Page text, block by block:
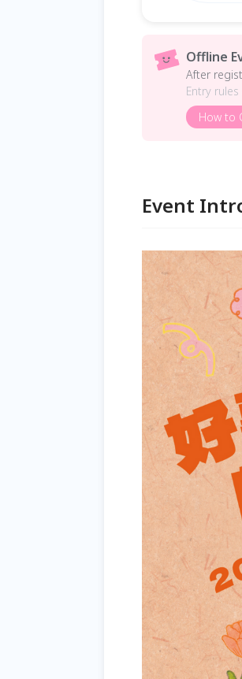
Offline
After
Entry
How to
Event